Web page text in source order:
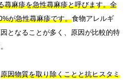
蕁麻疹を急性蕁麻疹と呼びます。全
が急性蕁麻疹です。食物アレルギ
となることが多く、原因が比較的特
原因物質を取り除くことと抗ヒスタミ